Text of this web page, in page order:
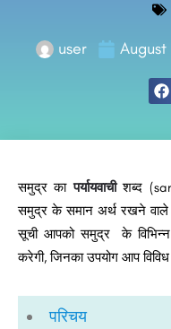
user August
समुद्रकापर्यायवाचीशब्द
समुद्र के समान अर्थ रखने वाले
सूची आपको समुद्र
के
करेगी, जिनका उपयोग आप
परिचय​